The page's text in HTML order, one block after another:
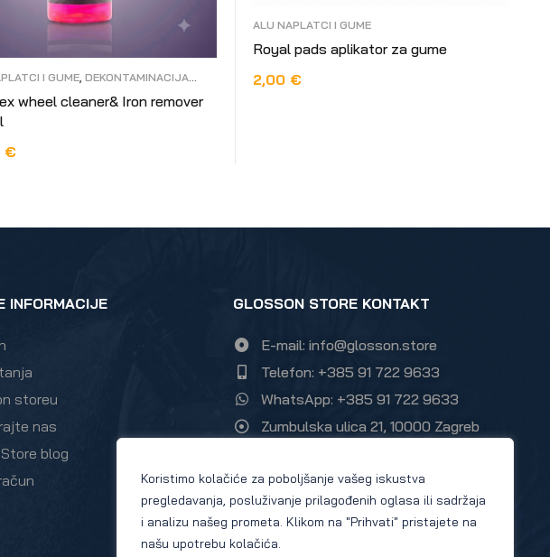
Koristimo kolačiće za poboljšanje vašeg iskustva
pregledavanja, posluživanje prilagođenih oglasa ili sadržaja
i analizu našeg prometa. Klikom na "Prihvati" pristajete na
našu upotrebu kolačića.
I GUME, DEKONTAMINACIJA
wheel cleaner& Iron remover
€
ALU NAPLATCI I GUME
Royal pads aplikator za gume
2,00 €
INFORMACIJE
storeu
nas
blog
GLOSSON STORE KONTAKT
E-mail: info@glosson.store
Telefon: +385 91 722 9633
WhatsApp: +385 91 722 9633
Zumbulska ulica 21, 10000 Zagreb
Facebook Glosson store